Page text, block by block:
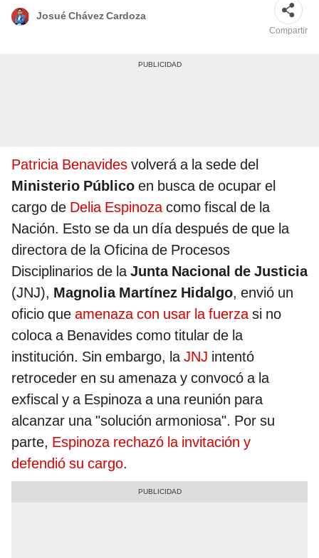
Josué Chávez Cardoza
Compartir
Patricia Benavides volverá a la sede del
Ministerio Público en busca de ocupar el
cargo de Delia Espinozacomo fiscal de la
Nación. Esto se da un día después de que la
directora de la Oficina de Procesos
Disciplinarios de laJunta Nacional de Justicia
(JNJ), Magnolia Martínez Hidalgo, envió un
oficio que amenaza con usar la fuerzasi no
coloca a Benavides como titular de la
institución. Sin embargo, laJNJ intentó
retroceder en su amenaza y convocó a la
exfiscal y a Espinoza a una reunión para
alcanzar una "solución armoniosa". Por su
parte, Espinoza rechazó la invitación y
defendió su cargo.